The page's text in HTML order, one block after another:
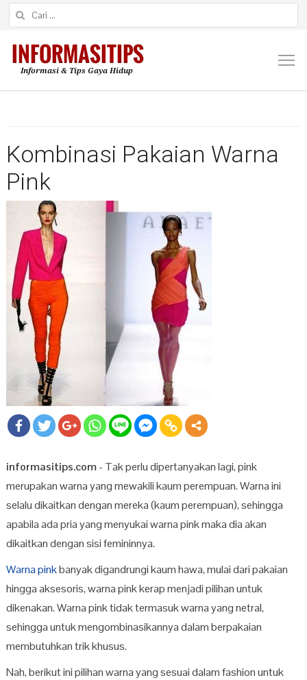
Cari untuk:
Kombinasi Pakaian Warna
Pink
informasitips.com- Tak perlu dipertanyakan lagi, pink
merupakan warna yang mewakili kaum perempuan. Warna ini
selalu dikaitkan dengan mereka (kaum perempuan), sehingga
apabila ada pria yang menyukai warna pink maka dia akan
dikaitkan dengan sisi femininnya.
Warna pinkbanyak digandrungi kaum hawa, mulai dari pakaian
hingga aksesoris, warna pink kerap menjadi pilihan untuk
dikenakan. Warna pink tidak termasuk warna yang netral,
sehingga untuk mengombinasikannya dalam berpakaian
membutuhkan trik khusus.
Nah, berikut ini pilihan warna yang sesuai dalam fashion untuk